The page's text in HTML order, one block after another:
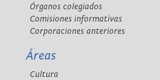
Órganos colegiados
Comisiones informativas
Corporaciones anteriores
Áreas
Cultura